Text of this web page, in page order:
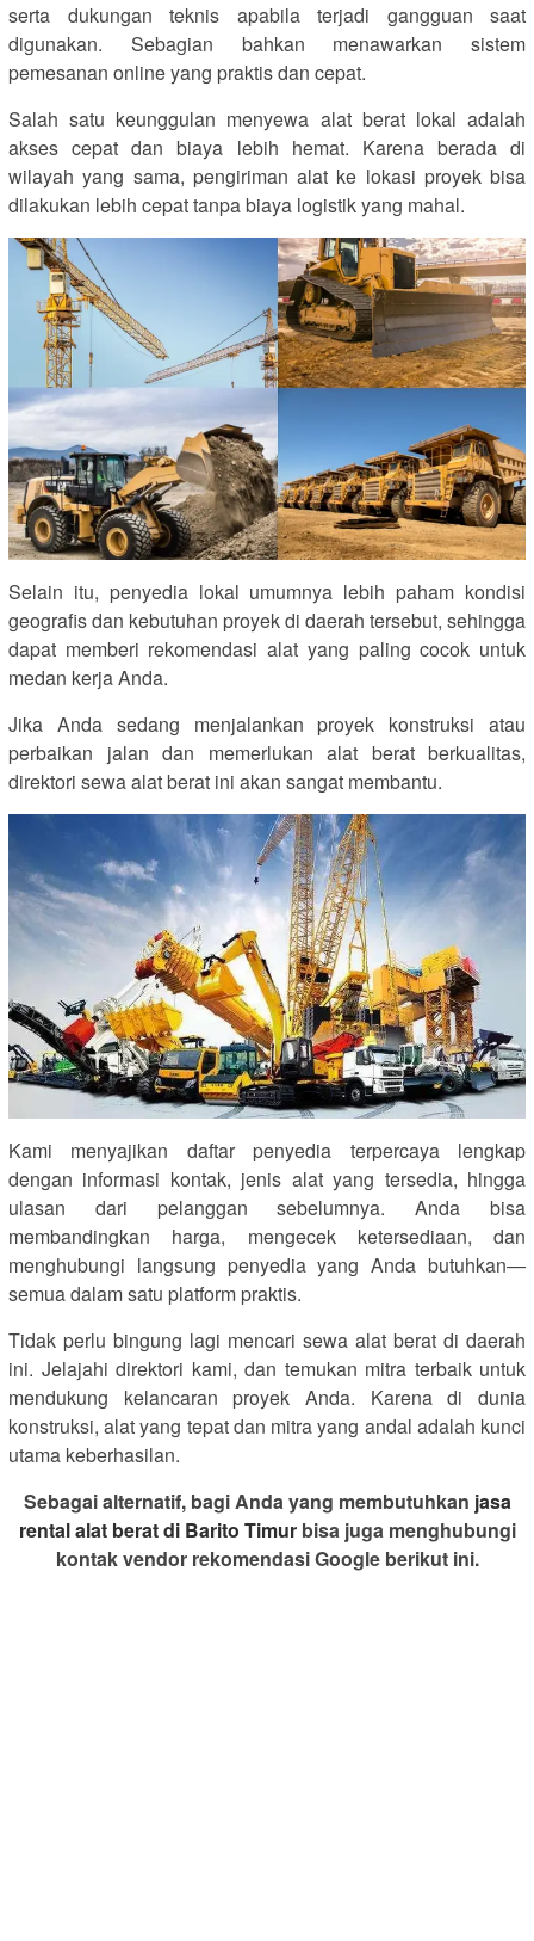
serta dukungan teknis apabila terjadi gangguan saat
digunakan. Sebagian bahkan menawarkan sistem
pemesanan online yang praktis dan cepat.
Salah satu keunggulan menyewa alat berat lokal adalah
akses cepat dan biaya lebih hemat. Karena berada di
wilayah yang sama, pengiriman alat ke lokasi proyek bisa
dilakukan lebih cepat tanpa biaya logistik yang mahal.
Selain itu, penyedia lokal umumnya lebih paham kondisi
geografis dan kebutuhan proyek di daerah tersebut, sehingga
dapat memberi rekomendasi alat yang paling cocok untuk
medan kerja Anda.
Jika Anda sedang menjalankan proyek konstruksi atau
perbaikan jalan dan memerlukan alat berat berkualitas,
direktori sewa alat berat ini akan sangat membantu.
Kami menyajikan daftar penyedia terpercaya lengkap
dengan informasi kontak, jenis alat yang tersedia, hingga
ulasan dari pelanggan sebelumnya. Anda bisa
membandingkan harga, mengecek ketersediaan, dan
menghubungi langsung penyedia yang Anda butuhkan—
semua dalam satu platform praktis.
Tidak perlu bingung lagi mencari sewa alat berat di daerah
ini. Jelajahi direktori kami, dan temukan mitra terbaik untuk
mendukung kelancaran proyek Anda. Karena di dunia
konstruksi, alat yang tepat dan mitra yang andal adalah kunci
utama keberhasilan.
Sebagai alternatif, bagi Anda yang membutuhkan jasa
rental alat berat di Barito Timurbisa juga menghubungi
kontak vendor rekomendasi Google berikut ini.